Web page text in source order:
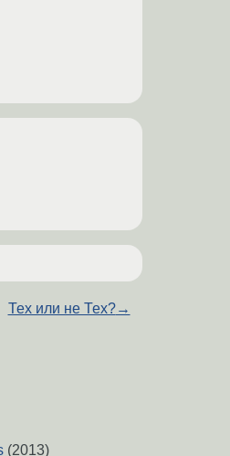
Тех или не Тех?→
(2013)